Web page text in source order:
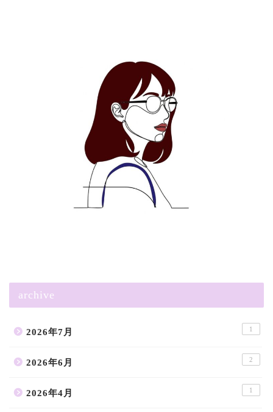
archive
2026年7月 1
2026年6月 2
2026年4月 1